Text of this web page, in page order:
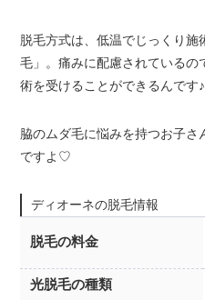
脱毛方式は、低温でじっくり
毛」。痛みに配慮されている
術を受けることができるんです♪
脇のムダ毛に悩みを持つお子
ですよ♡
ディオーネの脱毛情報
脱毛の料金
光脱毛の種類